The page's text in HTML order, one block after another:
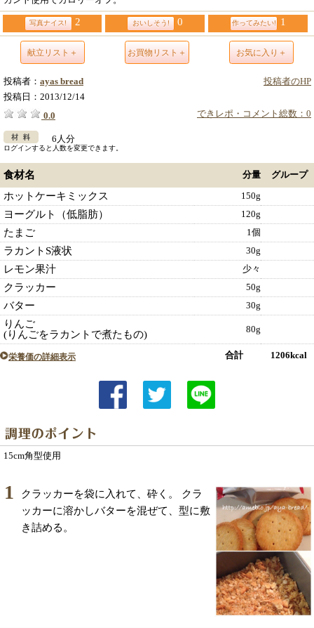
写真ナイス! 2 おいしそう! 0 作ってみたい! 1
献立リスト＋ お買物リスト＋ お気に入り＋
投稿者のHP
投稿者： ayas bread
投稿日： 2013/12/14
できレポ・コメント総数：0
0.0
6人分
ログインすると人数を変更できます。
食材名 分量 グループ
ホットケーキミックス 150g
ヨーグルト（低脂肪） 120g
たまご 1個
ラカントS液状 30g
レモン果汁 少々
クラッカー 50g
バター 30g
りんご
(りんごをラカントで煮たもの)
80g
栄養価の詳細表示 合計 1206kcal
15cm角型使用
1
クラッカーを袋に入れて、砕く。 クラ
ッカーに溶かしバターを混ぜて、型に敷
き詰める。